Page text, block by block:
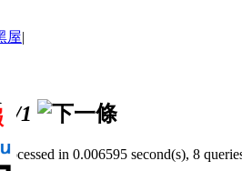
屋|
/1
in 0.006595 second(s), 8